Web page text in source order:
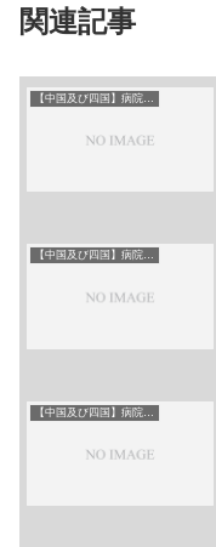
関連記事
【中国及び四国】病院関係
【中国及び四国】病院関係